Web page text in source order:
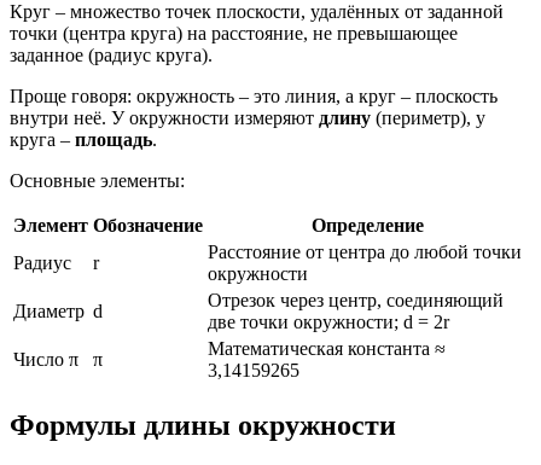
Круг – множество точек плоскости, удалённых от заданной
точки (центра круга) на расстояние, не превышающее
заданное (радиус круга).
Проще говоря: окружность – это линия, а круг – плоскость
внутри неё. У окружности измеряют длину (периметр), у
круга – площадь.
Основные элементы:
Элемент Обозначение
Определение
Радиус
r
Расстояние от центра до любой точки
окружности
Диаметр d
Отрезок через центр, соединяющий
две точки окружности; d = 2r
Число π
π
Математическая константа ≈
3,14159265
Формулы длины окружности